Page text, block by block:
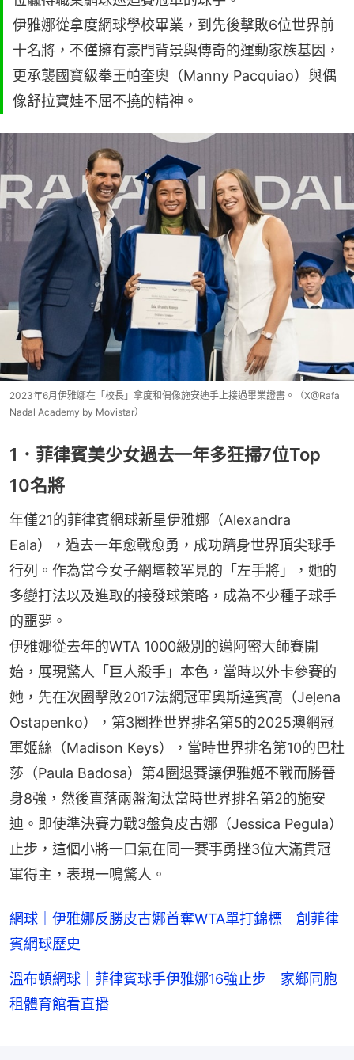
伊雅娜從拿度網球學校畢業，到先後擊敗6位世界前
十名將，不僅擁有豪門背景與傳奇的運動家族基因，
更承襲國寶級拳王帕奎奧（Manny Pacquiao）與偶
像舒拉寶娃不屈不撓的精神。
2023年6月伊雅娜在「校長」拿度和偶像施安迪手上接過畢業證書。（X@Rafa
Nadal Academy by Movistar）
1．菲律賓美少女過去一年多狂掃7位Top
10名將
年僅21的菲律賓網球新星伊雅娜（Alexandra
Eala），過去一年愈戰愈勇，成功躋身世界頂尖球手
行列。作為當今女子網壇較罕見的「左手將」，她的
多變打法以及進取的接發球策略，成為不少種子球手
的噩夢。
伊雅娜從去年的WTA 1000級別的邁阿密大師賽開
始，展現驚人「巨人殺手」本色，當時以外卡參賽的
她，先在次圈擊敗2017法網冠軍奧斯達賓高（Jeļena
Ostapenko），第3圈挫世界排名第5的2025澳網冠
軍姬絲（Madison Keys），當時世界排名第10的巴杜
莎（Paula Badosa）第4圈退賽讓伊雅姬不戰而勝晉
身8強，然後直落兩盤淘汰當時世界排名第2的施安
迪。即使準決賽力戰3盤負皮古娜（Jessica Pegula）
止步，這個小將一口氣在同一賽事勇挫3位大滿貫冠
軍得主，表現一鳴驚人。
網球｜伊雅娜反勝皮古娜首奪WTA單打錦標 創菲律
賓網球歷史
溫布頓網球｜菲律賓球手伊雅娜16強止步 家鄉同胞
租體育館看直播